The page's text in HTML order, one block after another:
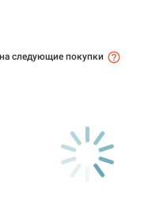
следующие покупки